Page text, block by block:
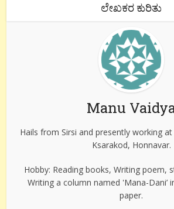
ಲೇಖಕರ ಕುರಿತು
Manu
Hails from Sirsi and presently working
Ksarakod, Honnavar.
Hobby: Reading books, Writing poem,
Writing a column named 'Mana-Dani’
paper.